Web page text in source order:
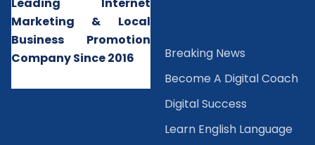
Marketing & Local
Business Promotion
Company Since 2016
Breaking News
Become A Digital Coach
Digital Success
Learn English Language